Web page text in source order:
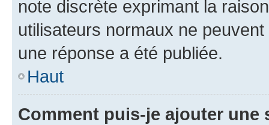
note discrète exprimant la
utilisateurs normaux ne
une réponse a été publiée.
Haut
Comment puis-je ajouter une